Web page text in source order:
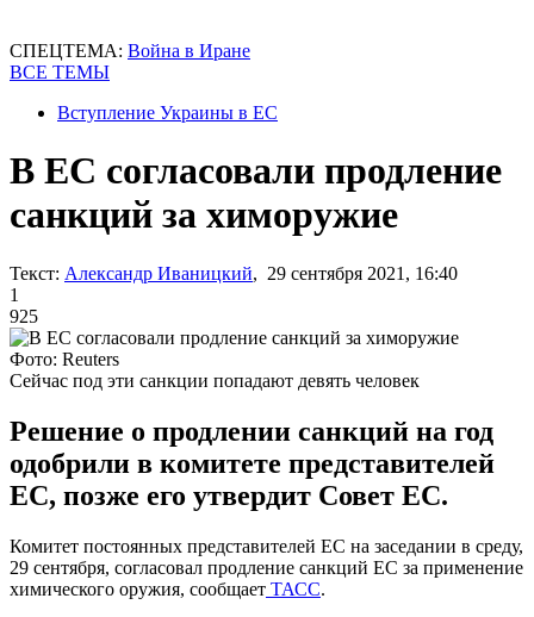
СПЕЦТЕМА: Война в Иране
ВСЕ ТЕМЫ
Вступление Украины в ЕС
В ЕС согласовали продление
санкций за химоружие
Текст: Александр Иваницкий, 29 сентября 2021, 16:40
1
925
Фото: Reuters
Сейчас под эти санкции попадают девять человек
Решение о продлении санкций на год
одобрили в комитете представителей
ЕС, позже его утвердит Совет ЕС.
Комитет постоянных представителей ЕС на заседании в среду,
29 сентября, согласовал продление санкций ЕС за применение
химического оружия, сообщает ТАСС.